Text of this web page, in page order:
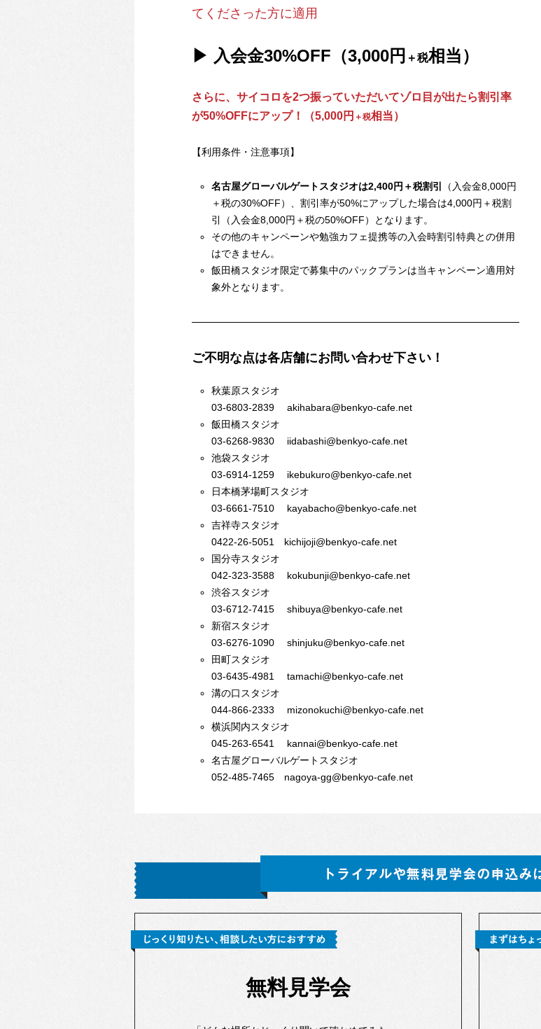
てくださった方に適用
▶ 入会金30%OFF（3,000円 ＋税相当）
さらに、サイコロを2つ振っていただいてゾロ目が出たら割引率
が50%OFFにアップ！（5,000円 ＋税相当）
【利用条件・注意事項】
名古屋グローバルゲートスタジオは2,400円＋税割引
（入会金8,000円
＋税の30%OFF）、割引率が50%にアップした場合は4,000円＋税割
引（入会金8,000円＋税の50%OFF）となります。
その他のキャンペーンや勉強カフェ提携等の入会時割引特典との併用
はできません。
飯田橋スタジオ限定で募集中のパックプランは当キャンペーン適用対
象外となります。
ご不明な点は各店舗にお問い合わせ下さい！
秋葉原スタジオ
03-6803-2839 akihabara@benkyo-cafe.net
飯田橋スタジオ
03-6268-9830 iidabashi@benkyo-cafe.net
池袋スタジオ
03-6914-1259 ikebukuro@benkyo-cafe.net
日本橋茅場町スタジオ
03-6661-7510 kayabacho@benkyo-cafe.net
吉祥寺スタジオ
0422-26-5051 kichijoji@benkyo-cafe.net
国分寺スタジオ
042-323-3588 kokubunji@benkyo-cafe.net
渋谷スタジオ
03-6712-7415 shibuya@benkyo-cafe.net
新宿スタジオ
03-6276-1090 shinjuku@benkyo-cafe.net
田町スタジオ
03-6435-4981 tamachi@benkyo-cafe.net
溝の口 スタジオ
044-866-2333 mizonokuchi@benkyo-cafe.net
横浜関内スタジオ
045-263-6541 kannai@benkyo-cafe.net
名古屋グローバルゲートスタジオ
052-485-7465 nagoya-gg@benkyo-cafe.net
無料見学会